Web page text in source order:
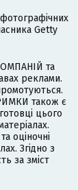
Getty
та
реклами.
також є
цього
оціночні
Згідно з
за зміст